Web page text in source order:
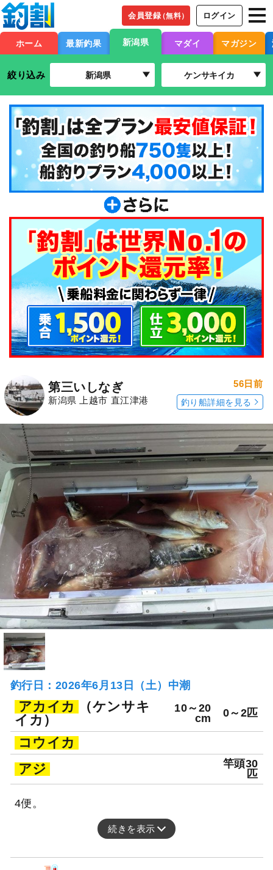
会員登録（無料） ログイン
ホーム 最新釣果 新潟県 マダイ マガジン
絞り込み 新潟県 ケンサキイカ
第三いしなぎ
新潟県 上越市 直江津港
56日前
釣り船詳細を見る
釣行日：2026年6月13日（土）中潮
アカイカ
（ケンサキ
イカ）
10～20
cm
0～2匹
コウイカ
アジ
竿頭30
匹
4便。
続きを表示